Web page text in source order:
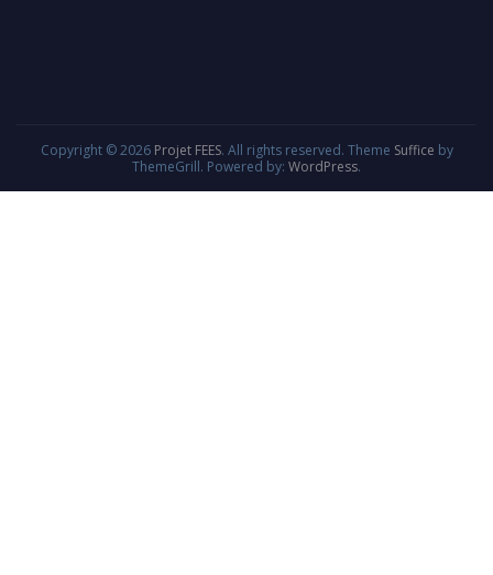
Copyright © 2026 Projet FEES. All rights reserved. Theme Suffice by
ThemeGrill. Powered by: WordPress.